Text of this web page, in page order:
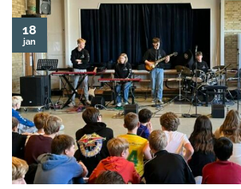
18
jan